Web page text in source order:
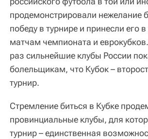
продемонстрировали нежелание
победу в турнире и принесли его
матчам чемпионата и
раз сильнейшие клубы России
болельщикам, что Кубок –
турнир.
Стремление биться в Кубке
провинциальные клубы, для
турнир – единственная